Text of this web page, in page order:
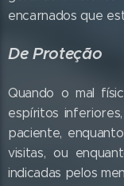
encarnados que
De Proteção
Quando o mal
espíritos
paciente,
visitas, ou
indicadas pelos